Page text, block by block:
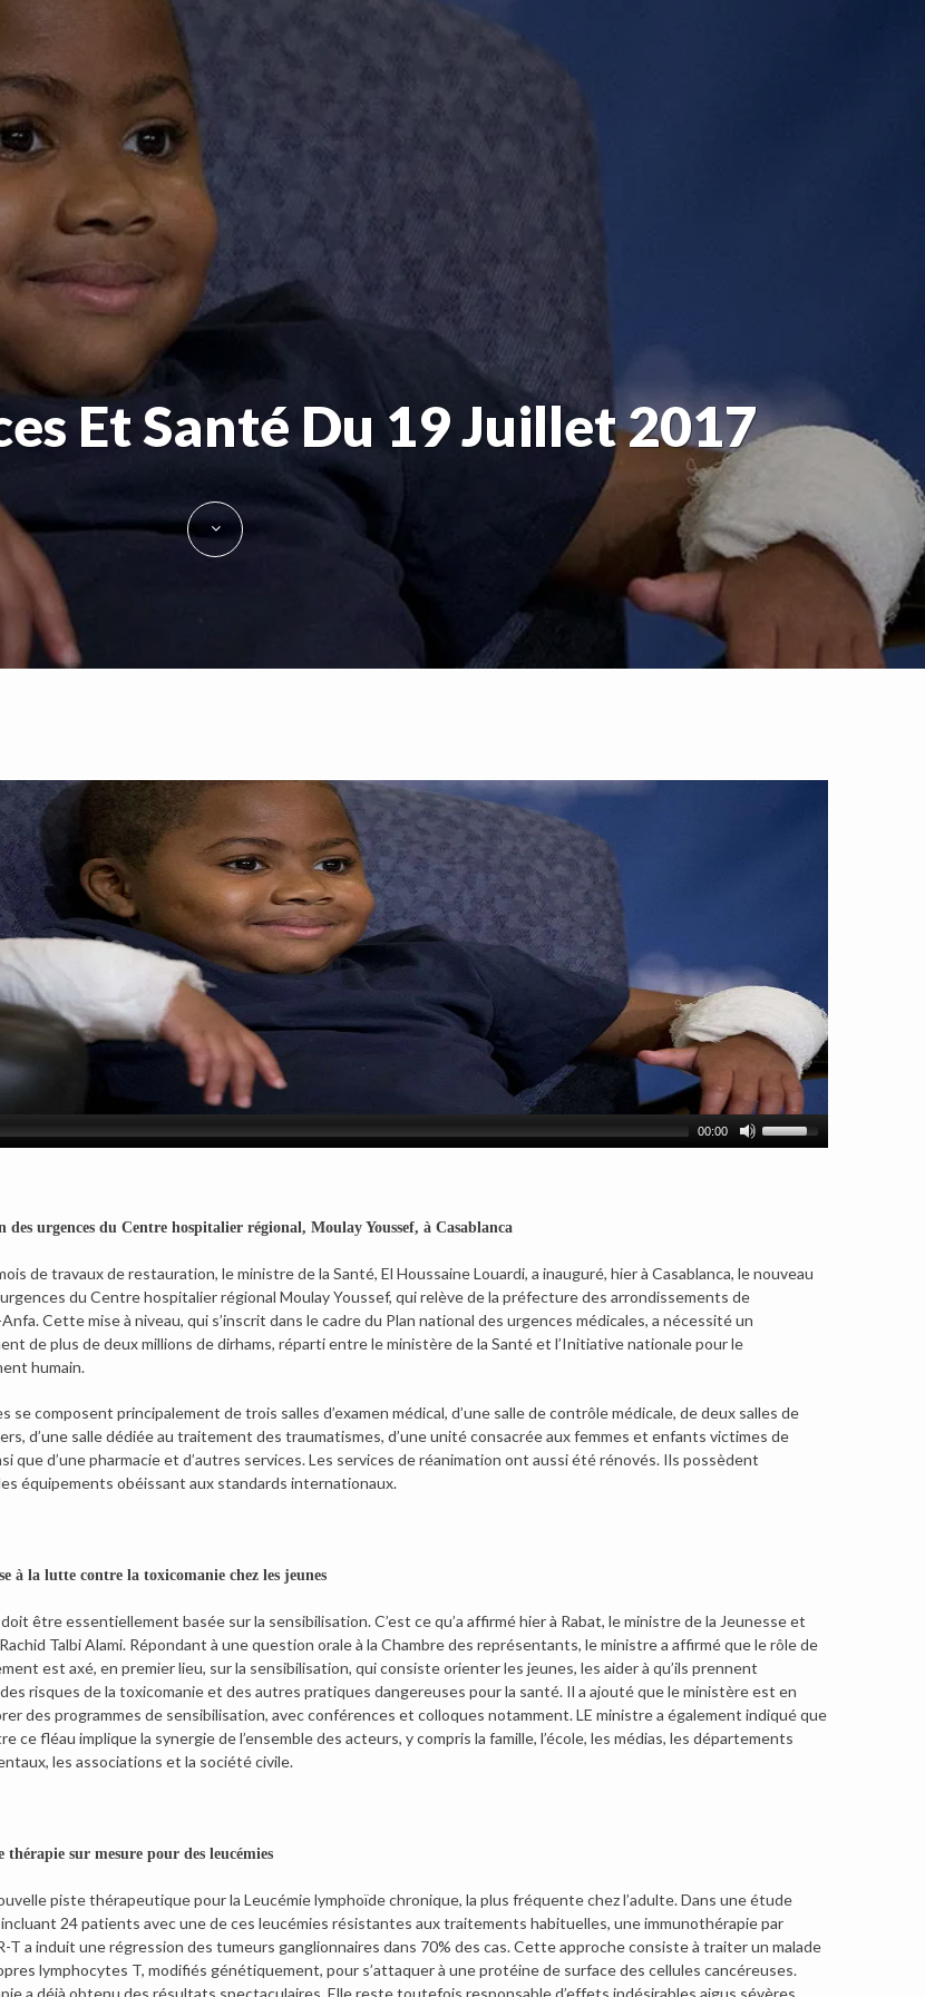
Et Santé Du 19 Juillet 2017
00:00
des urgences du Centre hospitalier régional, Moulay Youssef, à Casablanca
de travaux de restauration, le ministre de la Santé, El Houssaine Louardi, a inauguré, hier à Casablanca, le nouveau
du Centre hospitalier régional Moulay Youssef, qui relève de la préfecture des arrondissements de
Cette mise à niveau, qui s’inscrit dans le cadre du Plan national des urgences médicales, a nécessité un
de plus de deux millions de dirhams, réparti entre le ministère de la Santé et l’Initiative nationale pour le
humain.
se composent principalement de trois salles d’examen médical, d’une salle de contrôle médicale, de deux salles de
d’une salle dédiée au traitement des traumatismes, d’une unité consacrée aux femmes et enfants victimes de
que d’une pharmacie et d’autres services. Les services de réanimation ont aussi été rénovés. Ils possèdent
équipements obéissant aux standards internationaux.
à la lutte contre la toxicomanie chez les jeunes
être essentiellement basée sur la sensibilisation. C’est ce qu’a affirmé hier à Rabat, le ministre de la Jeunesse et
Talbi Alami. Répondant à une question orale à la Chambre des représentants, le ministre a affirmé que le rôle de
est axé, en premier lieu, sur la sensibilisation, qui consiste orienter les jeunes, les aider à qu’ils prennent
risques de la toxicomanie et des autres pratiques dangereuses pour la santé. Il a ajouté que le ministère est en
des programmes de sensibilisation, avec conférences et colloques notamment. LE ministre a également indiqué que
ce fléau implique la synergie de l’ensemble des acteurs, y compris la famille, l’école, les médias, les départements
les associations et la société civile.
thérapie sur mesure pour des leucémies
piste thérapeutique pour la Leucémie lymphoïde chronique, la plus fréquente chez l’adulte. Dans une étude
24 patients avec une de ces leucémies résistantes aux traitements habituelles, une immunothérapie par
T a induit une régression des tumeurs ganglionnaires dans 70% des cas. Cette approche consiste à traiter un malade
lymphocytes T, modifiés génétiquement, pour s’attaquer à une protéine de surface des cellules cancéreuses.
a déjà obtenu des résultats spectaculaires. Elle reste toutefois responsable d’effets indésirables aigus sévères.